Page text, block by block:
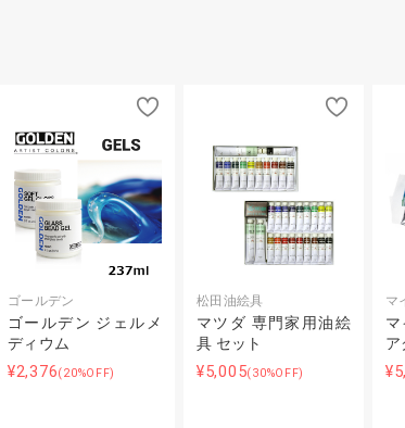
ゴールデン
ゴールデン ジェルメ
ディウム
¥2,376(20%OFF)
松田油絵具
マツダ 専門家用油絵
具 セット
¥5,005(30%OFF)
マ